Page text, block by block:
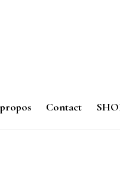
Contact